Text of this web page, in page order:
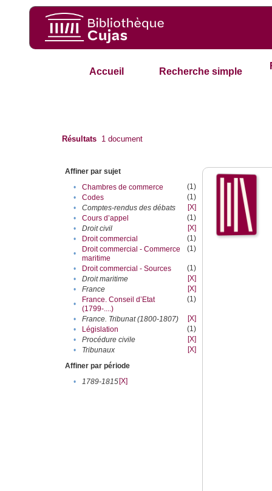
Accueil Recherche simple
Résultats 1 document
Affiner par sujet
•
Chambres de commerce
(1)
•
Codes
(1)
•
Comptes-rendus des débats
[X]
•
Cours d’appel
(1)
•
Droit civil
[X]
•
Droit commercial
(1)
•
Droit commercial - Commerce
maritime
(1)
• Droit commercial - Sources
(1)
•
Droit maritime
[X]
•
France
[X]
•
France. Conseil d’Etat
(1799-....)
(1)
• France. Tribunat (1800-1807)
[X]
•
Législation
(1)
•
Procédure civile
[X]
•
Tribunaux
[X]
Affiner par période
•
1789-1815[X]